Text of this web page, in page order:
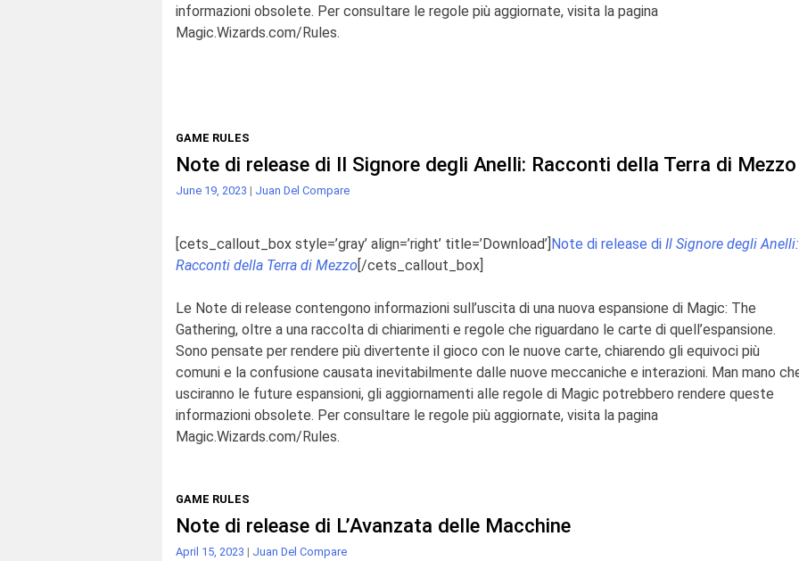
informazioni obsolete. Per consultare le regole più aggiornate, visita la pagina
Magic.Wizards.com/Rules.
GAME RULES
Note di release di Il Signore degli Anelli: Racconti della Terra di Mezzo
June 19, 2023 | Juan Del Compare
[cets_callout_box style=’gray’ align=’right’ title=’Download’] Note di release di Il Signore degli Anelli:
Racconti della Terra di Mezzo [/cets_callout_box]
Le Note di release contengono informazioni sull’uscita di una nuova espansione di Magic: The
Gathering, oltre a una raccolta di chiarimenti e regole che riguardano le carte di quell’espansione.
Sono pensate per rendere più divertente il gioco con le nuove carte, chiarendo gli equivoci più
comuni e la confusione causata inevitabilmente dalle nuove meccaniche e interazioni. Man mano
usciranno le future espansioni, gli aggiornamenti alle regole di Magic potrebbero rendere queste
informazioni obsolete. Per consultare le regole più aggiornate, visita la pagina
Magic.Wizards.com/Rules.
GAME RULES
Note di release di L’Avanzata delle Macchine
April 15, 2023 | Juan Del Compare